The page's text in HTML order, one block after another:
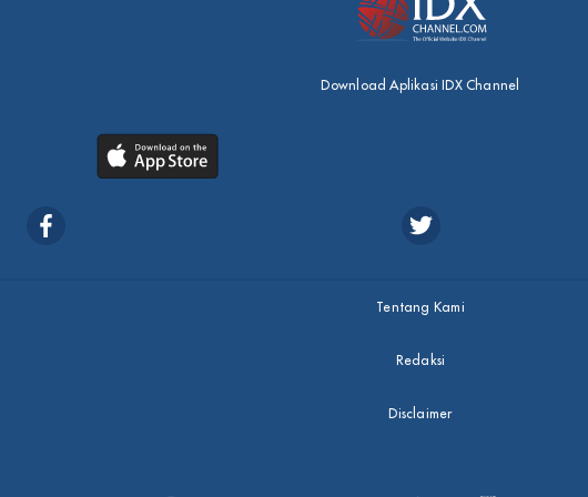
Download Aplikasi IDX Channel
Tentang Kami
Redaksi
Disclaimer